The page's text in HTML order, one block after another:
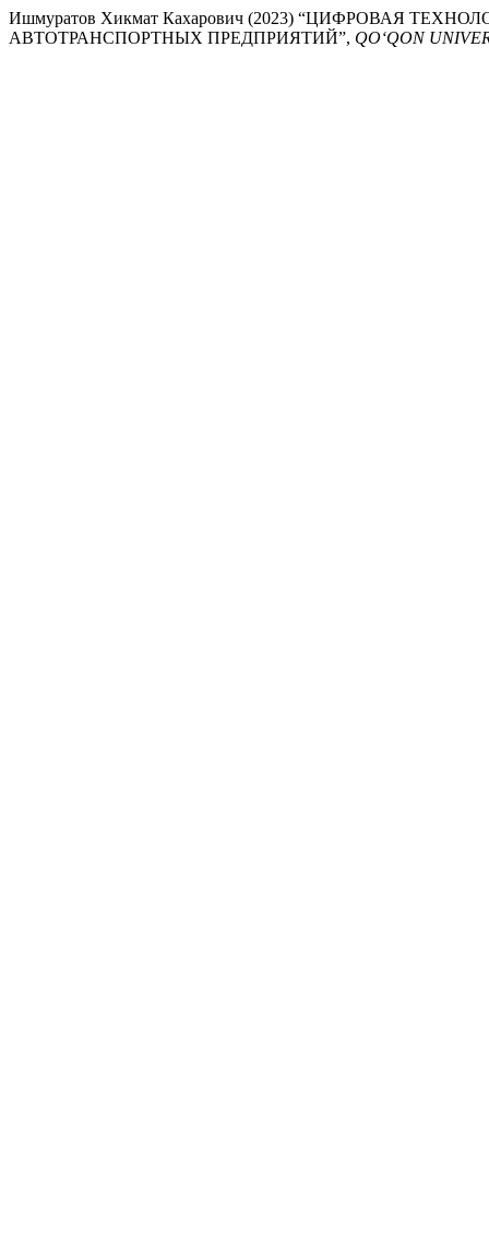
Ишмуратов Хикмат Кахарович (2023) “ЦИФРОВАЯ
АВТОТРАНСПОРТНЫХ ПРЕДПРИЯТИЙ”, QO‘QON